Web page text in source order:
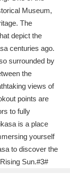
Museum,
The
depict the
centuries ago.
surrounded by
the
views of
points are
to fully
is a place
yourself
to discover the
Sun.#3#